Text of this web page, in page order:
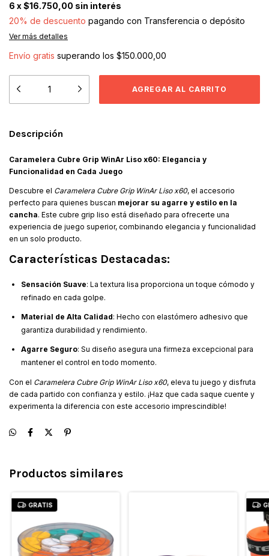
6 x$16.750,00 sin interés
20% de descuento pagando con Transferencia o depósito
Ver más detalles
Envío gratis superando los $150.000,00
Descripción
Caramelera Cubre Grip WinAr Liso x60: Elegancia y
Funcionalidad en Cada Juego
Descubre el Caramelera Cubre Grip WinAr Liso x60, el accesorio
perfecto para quienes buscan mejorar su agarre y estilo en la
cancha. Este cubre grip liso está diseñado para ofrecerte una
experiencia de juego superior, combinando elegancia y funcionalidad
en un solo producto.
Características Destacadas:
Sensación Suave: La textura lisa proporciona un toque cómodo y
refinado en cada golpe.
Material de Alta Calidad: Hecho con elastómero adhesivo que
garantiza durabilidad y rendimiento.
Agarre Seguro: Su diseño asegura una firmeza excepcional para
mantener el control en todo momento.
Con el Caramelera Cubre Grip WinAr Liso x60, eleva tu juego y disfruta
de cada partido con confianza y estilo. ¡Haz que cada saque cuente y
experimenta la diferencia con este accesorio imprescindible!
Productos similares
GRATIS